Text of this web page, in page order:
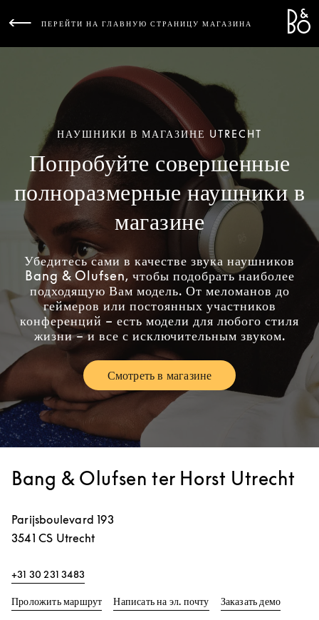
ПЕРЕЙТИ НА ГЛАВНУЮ СТРАНИЦУ МАГАЗИНА
НАУШНИКИ В МАГАЗИНЕ UTRECHT
Попробуйте совершенные
полноразмерные наушники в
магазине
Убедитесь сами в качестве звука наушников
Bang & Olufsen, чтобы подобрать наиболее
подходящую Вам модель. От меломанов до
геймеров или постоянных участников
конференций – есть модели для любого стиля
жизни – и все с исключительным звуком.
Смотреть в магазинеLink Opens in New Tab
Bang & Olufsen ter Horst Utrecht
Parijsboulevard 193
3541 CS Utrecht
+31 30 231 3483
Проложить маршрутLink Opens in New Tab
Написать на эл. почту Заказать демо